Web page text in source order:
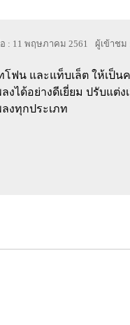
อ : 11 พฤษภาคม 2561 ผู้เข้าชม
โฟน และแท็บเล็ต ให้เป็น
ลงได้อย่างดีเยี่ยม ปรับแต่
ลงทุกประเภท